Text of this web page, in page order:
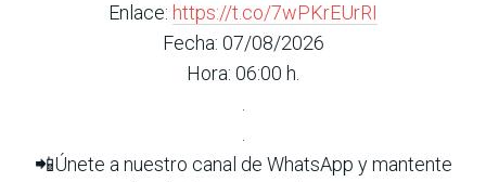
Enlace: https://t.co/7wPKrEUrRI
Fecha: 07/08/2026
Hora: 06:00 h.
📲Únete a nuestro canal de WhatsApp y mantente